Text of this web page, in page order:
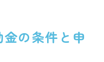
の条件と申